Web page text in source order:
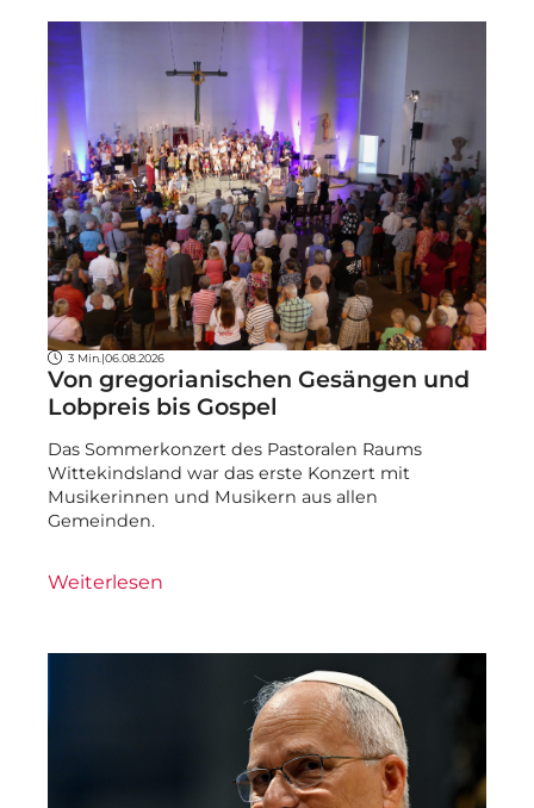
3 Min. |06.08.2026
Von gregorianischen Gesängen und
Lobpreis bis Gospel
Das Sommerkonzert des Pastoralen Raums
Wittekindsland war das erste Konzert mit
Musikerinnen und Musikern aus allen
Gemeinden.
Weiterlesen